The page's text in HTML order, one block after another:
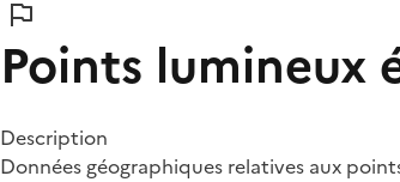
Points lumineux
Description
Données géographiques relatives aux